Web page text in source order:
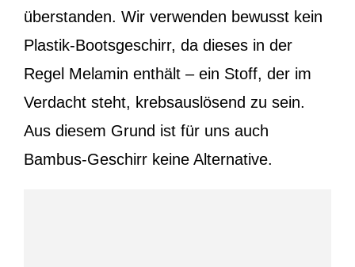
überstanden. Wir verwenden bewusst kein
Plastik-Bootsgeschirr, da dieses in der
Regel Melamin enthält – ein Stoff, der im
Verdacht steht, krebsauslösend zu sein.
Aus diesem Grund ist für uns auch
Bambus-Geschirr keine Alternative.